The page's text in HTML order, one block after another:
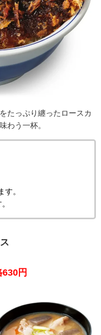
たっぷり纏ったロースカ
わう一杯。
。
円